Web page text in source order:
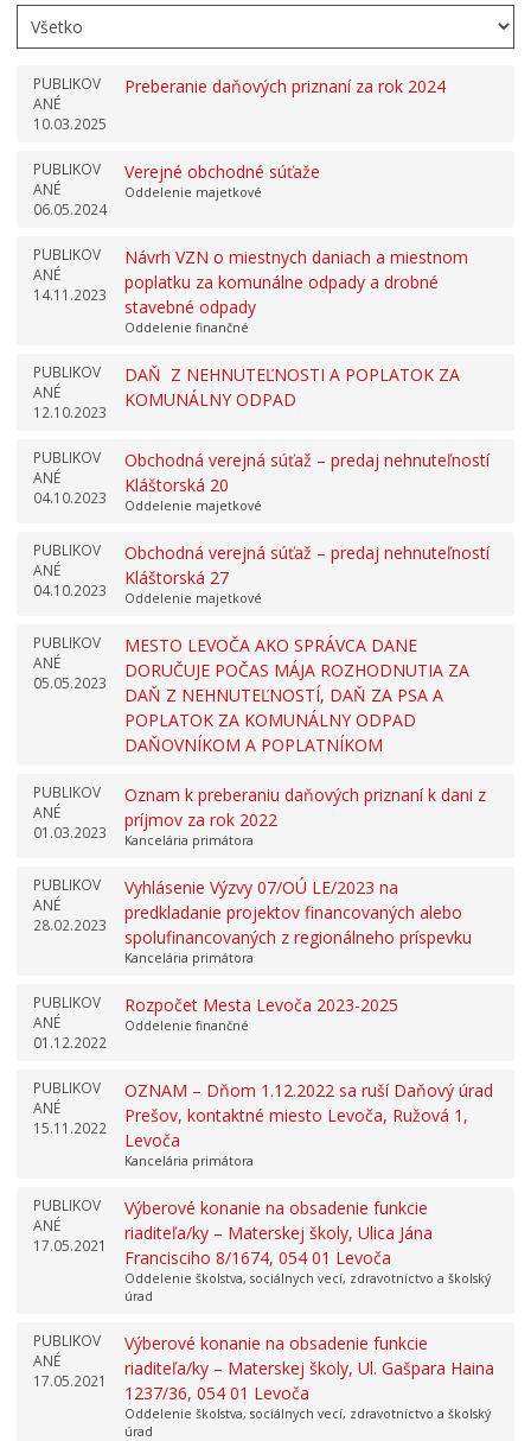
PUBLIKOV
ANÉ
10.03.2025
Preberanie daňových priznaní za rok 2024
PUBLIKOV
ANÉ
06.05.2024
Verejné obchodné súťaže
Oddelenie majetkové
PUBLIKOV
ANÉ
14.11.2023
Návrh VZN o miestnych daniach a miestnom
poplatku za komunálne odpady a drobné
stavebné odpady
Oddelenie finančné
PUBLIKOV
ANÉ
12.10.2023
DAŇ Z NEHNUTEĽNOSTI A POPLATOK ZA
KOMUNÁLNY ODPAD
PUBLIKOV
ANÉ
04.10.2023
Obchodná verejná súťaž – predaj nehnuteľností
Kláštorská 20
Oddelenie majetkové
PUBLIKOV
ANÉ
04.10.2023
Obchodná verejná súťaž – predaj nehnuteľností
Kláštorská 27
Oddelenie majetkové
PUBLIKOV
ANÉ
05.05.2023
MESTO LEVOČA AKO SPRÁVCA DANE
DORUČUJE POČAS MÁJA ROZHODNUTIA ZA
DAŇ Z NEHNUTEĽNOSTÍ, DAŇ ZA PSA A
POPLATOK ZA KOMUNÁLNY ODPAD
DAŇOVNÍKOM A POPLATNÍKOM
PUBLIKOV
ANÉ
01.03.2023
Oznam k preberaniu daňových priznaní k dani z
príjmov za rok 2022
Kancelária primátora
PUBLIKOV
ANÉ
28.02.2023
Vyhlásenie Výzvy 07/OÚ LE/2023 na
predkladanie projektov financovaných alebo
spolufinancovaných z regionálneho príspevku
Kancelária primátora
PUBLIKOV
ANÉ
01.12.2022
Rozpočet Mesta Levoča 2023-2025
Oddelenie finančné
PUBLIKOV
ANÉ
15.11.2022
OZNAM – Dňom 1.12.2022 sa ruší Daňový úrad
Prešov, kontaktné miesto Levoča, Ružová 1,
Levoča
Kancelária primátora
PUBLIKOV
ANÉ
17.05.2021
Výberové konanie na obsadenie funkcie
riaditeľa/ky – Materskej školy, Ulica Jána
Francisciho 8/1674, 054 01 Levoča
Oddelenie školstva, sociálnych vecí, zdravotníctvo a školský
úrad
PUBLIKOV
ANÉ
17.05.2021
Výberové konanie na obsadenie funkcie
riaditeľa/ky – Materskej školy, Ul. Gašpara Haina
1237/36, 054 01 Levoča
Oddelenie školstva, sociálnych vecí, zdravotníctvo a školský
úrad